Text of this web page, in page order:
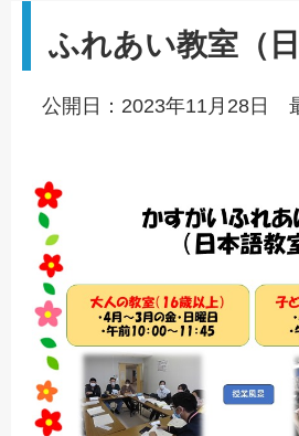
ふれあい教室（日
公開日：2023年11月28日